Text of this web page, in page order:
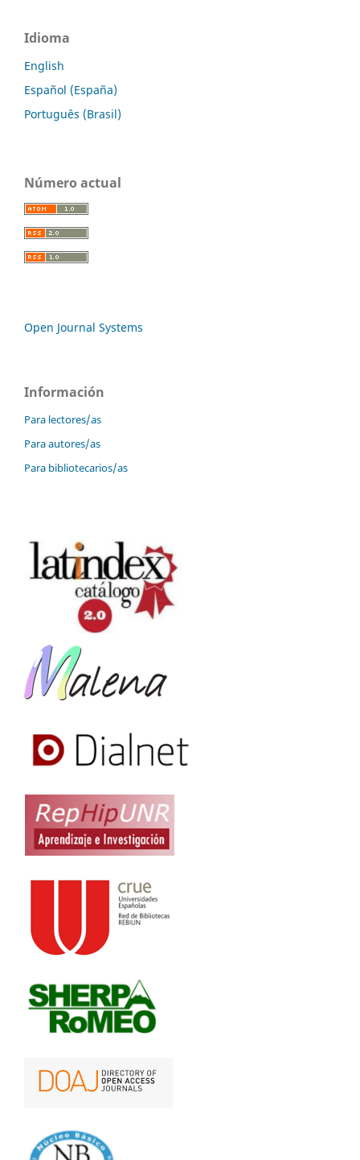
Idioma
English
Español (España)
Português (Brasil)
Número actual
Open Journal Systems
Información
Para lectores/as
Para autores/as
Para bibliotecarios/as